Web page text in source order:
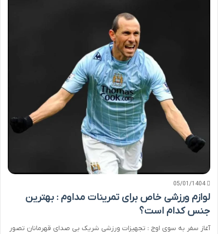
05/01/1404
لوازم ورزشی خاص برای تمرینات مداوم : بهترین
جنس کدام است؟
آغاز سفر به سوی اوج : تجهیزات ورزشی شریک بی صدای قهرمانان تصور